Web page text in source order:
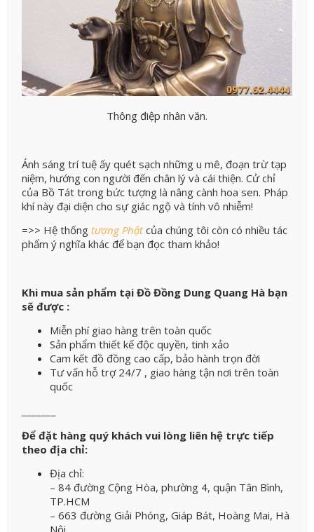
Thông điệp nhân văn.
Ánh sáng trí tuệ ấy quét sạch những u mê, đoạn trừ tạp
niệm, hướng con người đến chân lý và cái thiện. Cử chỉ
của Bồ Tát trong bức tượng là nâng cành hoa sen. Pháp
khí này đại diện cho sự giác ngộ và tính vô nhiễm!
=>> Hệ thống tượng Phậtcủa chúng tôi còn có nhiều tác
phẩm ý nghĩa khác để bạn đọc tham khảo!
Khi mua sản phẩm tại Đồ Đồng Dung Quang Hà bạn
sẽ được :
Miễn phí giao hàng trên toàn quốc
Sản phẩm thiết kế độc quyền, tinh xảo
Cam kết đồ đồng cao cấp, bảo hành trọn đời
Tư vấn hỗ trợ 24/7 , giao hàng tận nơi trên toàn
quốc
Để đặt hàng quý khách vui lòng liên hệ trực tiếp
theo địa chỉ:
Địa chỉ:
– 84 đường Cộng Hòa, phường 4, quận Tân Bình,
TP.HCM
– 663 đường Giải Phóng, Giáp Bát, Hoàng Mai, Hà